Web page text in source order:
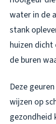
water in de
stank
huizen dicht
de buren
Deze
wijzen op
gezondheid